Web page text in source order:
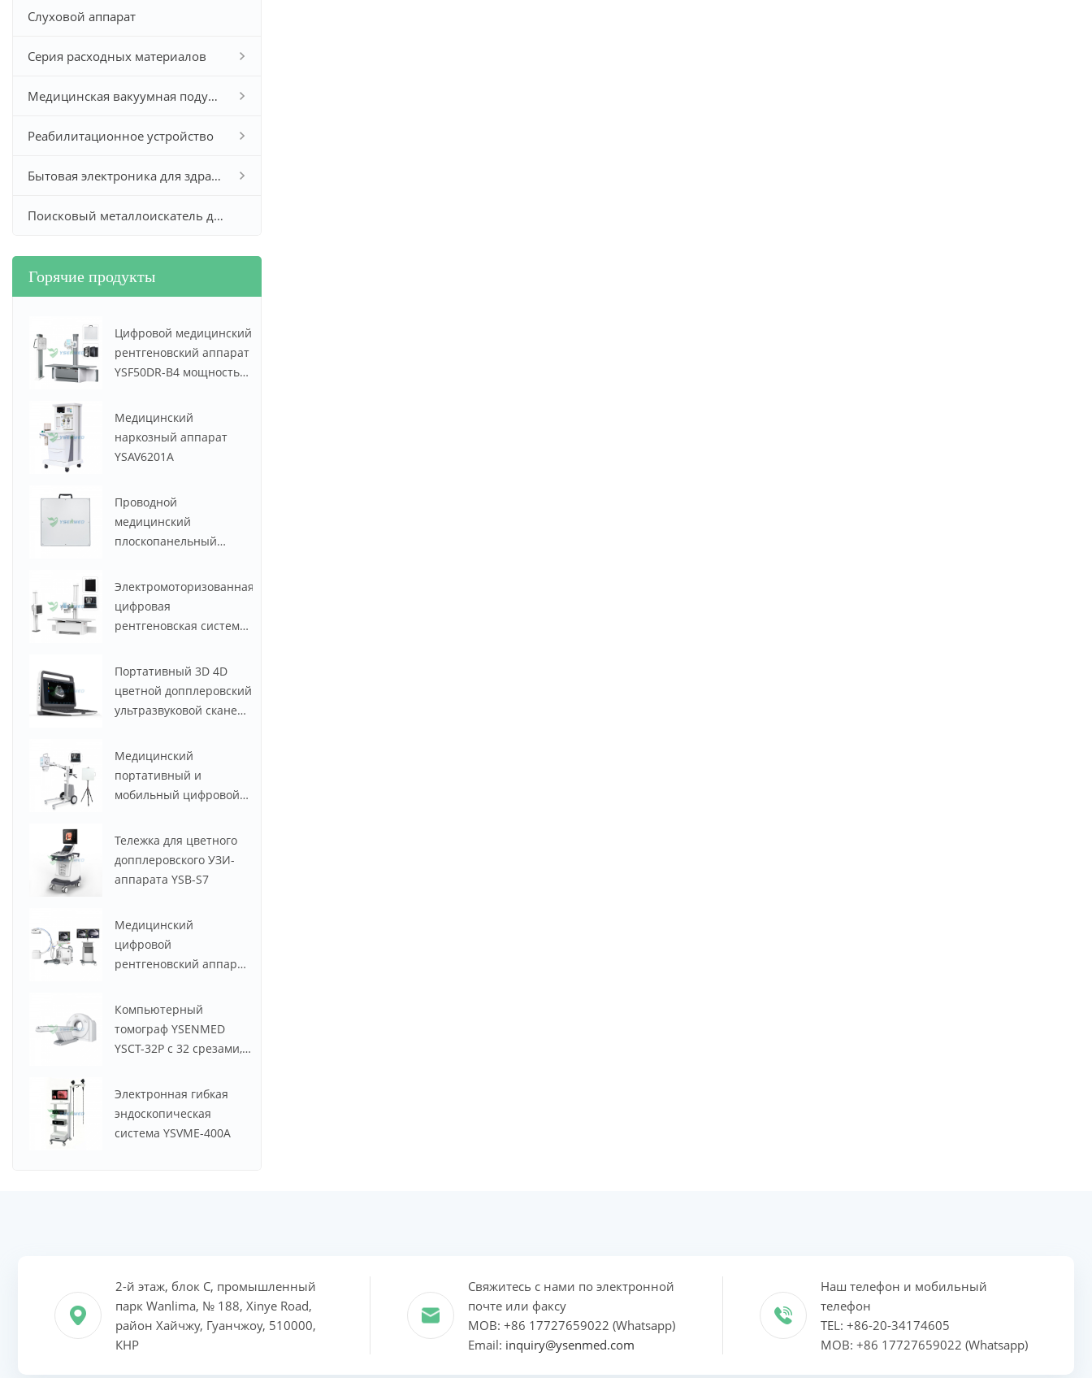
Слуховой аппарат
Серия расходных материалов
Медицинская вакуумная подушка
Реабилитационное устройство
Бытовая электроника для здравоохранения
Поисковый металлоискатель для золота и серебра
Горячие продукты
Цифровой медицинский
рентгеновский аппарат
YSF50DR-B4 мощностью
Медицинский
наркозный аппарат
YSAV6201A
Проводной
медицинский
плоскопанельный
YSFPD4343R
Электромоторизованная
цифровая
рентгеновская система
мощностью 50 кВт и
Портативный 3D 4D
цветной допплеровский
ультразвуковой сканер
M30
Медицинский
портативный и
мобильный цифровой
YSX056-PE (YSF056DR-A)
мощностью 5,6 кВт, 100
Тележка для цветного
допплеровского УЗИ-
аппарата YSB-S7
Медицинский
цифровой
рентгеновский аппарат
Компьютерный
томограф YSENMED
YSCT-32P с 32 срезами,
Электронная гибкая
эндоскопическая
система YSVME-400A
2-й этаж, блок C, промышленный
парк Wanlima, № 188, Xinye Road,
район Хайчжу, Гуанчжоу, 510000,
КНР
Свяжитесь с нами по электронной
почте или факсу
MOB: +86 17727659022 (Whatsapp)
Email: inquiry@ysenmed.com
Наш телефон и мобильный
телефон
TEL: +86-20-34174605
MOB: +86 17727659022 (Whatsapp)